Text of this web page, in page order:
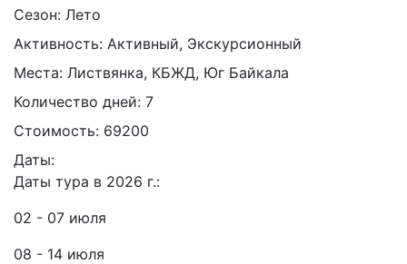
Сезон: Лето
Активность: Активный, Экскурсионный
Места: Листвянка, КБЖД, Юг Байкала
Количество дней: 7
Стоимость: 69200
Даты:
Даты тура в 2026 г.:
02 - 07 июля
08 - 14 июля